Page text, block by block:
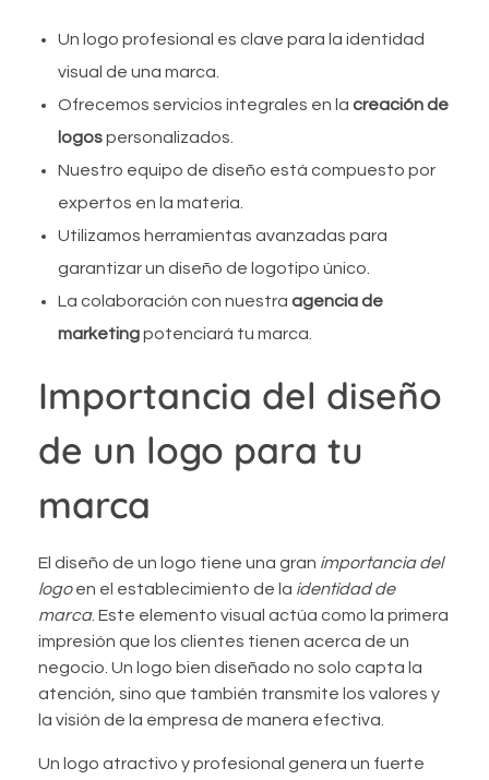
Un logo profesional es clave para la identidad
visual de una marca.
Ofrecemos servicios integrales en la creación de
logospersonalizados.
Nuestro equipo de diseño está compuesto por
expertos en la materia.
Utilizamos herramientas avanzadas para
garantizar un diseño de logotipo único.
La colaboración con nuestra agencia de
marketingpotenciará tu marca.
Importancia del diseño
de un logo para tu
marca
El diseño de un logo tiene una gran importancia del
logoen el establecimiento de la identidad de
marca. Este elemento visual actúa como la primera
impresión que los clientes tienen acerca de un
negocio. Un logo bien diseñado no solo capta la
atención, sino que también transmite los valores y
la visión de la empresa de manera efectiva.
Un logo atractivo y profesional genera un fuerte